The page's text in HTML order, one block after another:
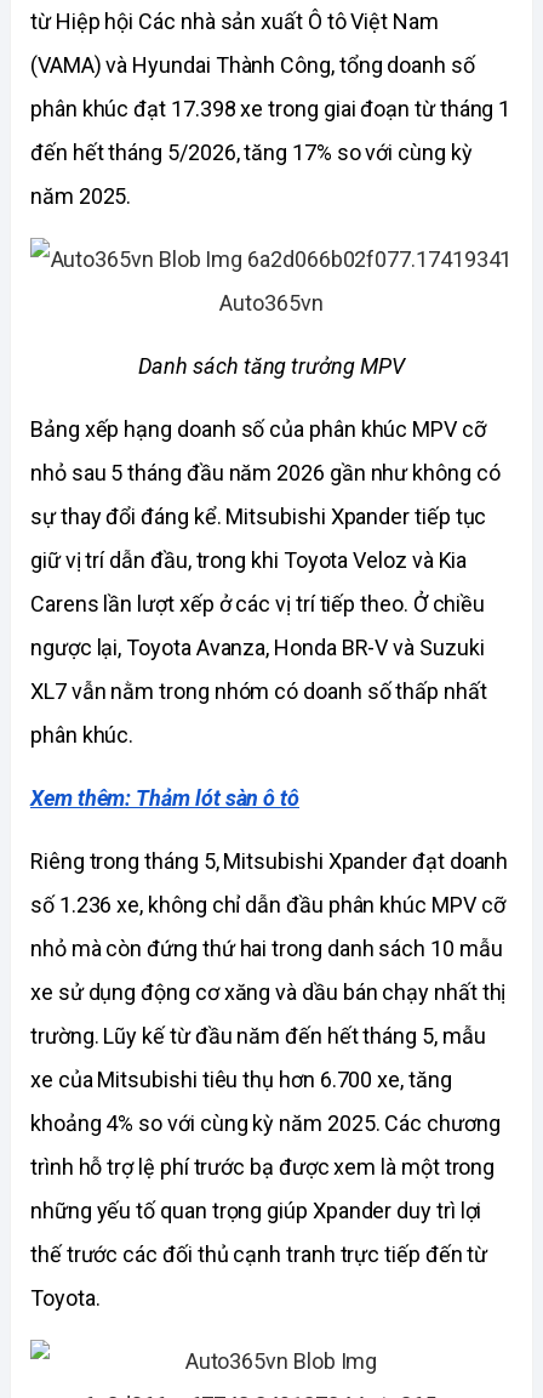
từ Hiệp hội Các nhà sản xuất Ô tô Việt Nam
(VAMA) và Hyundai Thành Công, tổng doanh số
phân khúc đạt 17.398 xe trong giai đoạn từ tháng 1
đến hết tháng 5/2026, tăng 17% so với cùng kỳ
năm 2025.
Danh sách tăng trưởng MPV
Bảng xếp hạng doanh số của phân khúc MPV cỡ
nhỏ sau 5 tháng đầu năm 2026 gần như không có
sự thay đổi đáng kể. Mitsubishi Xpander tiếp tục
giữ vị trí dẫn đầu, trong khi Toyota Veloz và Kia
Carens lần lượt xếp ở các vị trí tiếp theo. Ở chiều
ngược lại, Toyota Avanza, Honda BR-V và Suzuki
XL7 vẫn nằm trong nhóm có doanh số thấp nhất
phân khúc.
Xem thêm: Thảm lót sàn ô tô
Riêng trong tháng 5, Mitsubishi Xpander đạt doanh
số 1.236 xe, không chỉ dẫn đầu phân khúc MPV cỡ
nhỏ mà còn đứng thứ hai trong danh sách 10 mẫu
xe sử dụng động cơ xăng và dầu bán chạy nhất thị
trường. Lũy kế từ đầu năm đến hết tháng 5, mẫu
xe của Mitsubishi tiêu thụ hơn 6.700 xe, tăng
khoảng 4% so với cùng kỳ năm 2025. Các chương
trình hỗ trợ lệ phí trước bạ được xem là một trong
những yếu tố quan trọng giúp Xpander duy trì lợi
thế trước các đối thủ cạnh tranh trực tiếp đến từ
Toyota.